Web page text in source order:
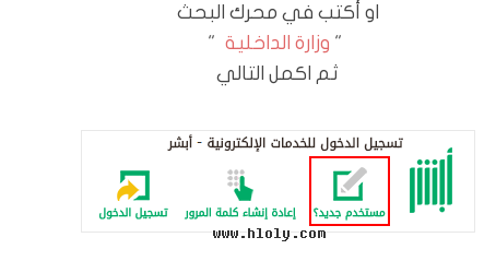
او أكتب في محرك البحث
" وزارة الداخلية "
ثم اكمل التالي